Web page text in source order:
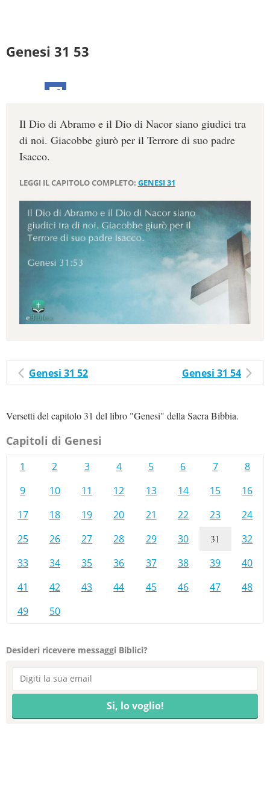
Genesi 31 53
Il Dio di Abramo e il Dio di Nacor siano giudici tra
di noi. Giacobbe giurò per il Terrore di suo padre
Isacco.
LEGGI IL CAPITOLO COMPLETO: GENESI 31
Genesi 31 52 Genesi 31 54
Versetti del capitolo 31 del libro "Genesi" della Sacra Bibbia.
Capitoli di Genesi
1 2 3 4 5 6 7
8
9
10 11 12 13 14 15
16
17
18 19 20 21 22 23
24
25
26 27 28 29 30 31
32
33
34 35 36 37 38 39
40
41
42 43 44 45 46 47
48
49
50
Desideri ricevere messaggi Biblici?